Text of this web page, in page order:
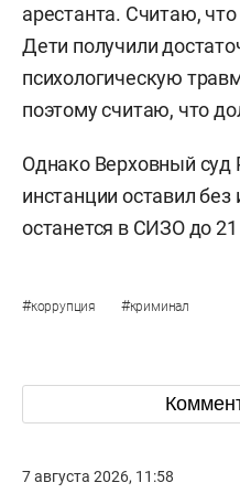
арестанта. Считаю,
Дети получили
психологическую
поэтому считаю, что
Однако Верховный суд
инстанции оставил
останется в СИЗО до 21
#коррупция #криминал
7 августа 2026, 11:58